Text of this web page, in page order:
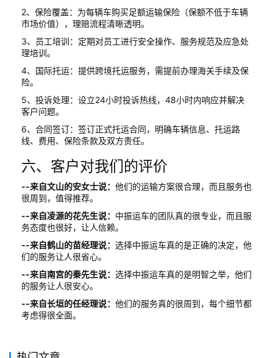
2、保险覆盖：为每辆车购买足额运输保险（保额不低于车辆
市场价值），理赔流程清晰透明。
3、员工培训：定期对员工进行安全操作、服务规范及应急处
理培训。
4、国际托运：提供跨境托运服务，需提前办理海关手续及保
险。
5、投诉处理：设立24小时投诉热线，48小时内响应并解决
客户问题。
6、合同签订：签订正式托运合同，明确车辆信息、托运路
线、费用、保险条款及双方责任。
六、客户对我们的评价
--来自文山的安女士说： 他们的运输方案很合理，而且服务也
很周到，值得推荐。
--来自凌源的花先生说： 中振运车的团队真的很专业，而且服
务态度也很好，让人信赖。
--来自鹤山的苗经理说： 选择中振运车真的是正确的决定，他
们的服务让人很省心。
--来自南宫的秦先生说： 选择中振运车真的是明智之举，他们
的服务让人很安心。
--来自长垣的任经理说： 他们的服务真的很周到，每个细节都
考虑得很全面。